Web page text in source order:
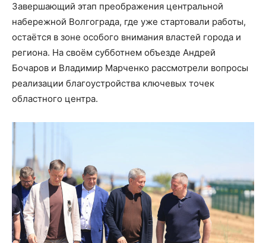
Завершающий этап преображения центральной
набережной Волгограда, где уже стартовали работы,
остаётся в зоне особого внимания властей города и
региона. На своём субботнем объезде Андрей
Бочаров и Владимир Марченко рассмотрели вопросы
реализации благоустройства ключевых точек
областного центра.